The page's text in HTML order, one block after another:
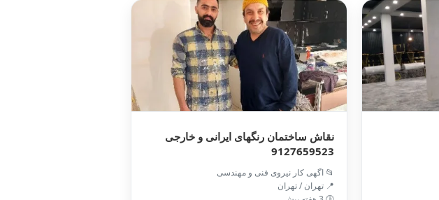
نقاش ساختمان رنگهای ایرانی و خارجی
9127659523
📂 اگهی کار نیروی فنی و مهندسی
📍 تهران / تهران